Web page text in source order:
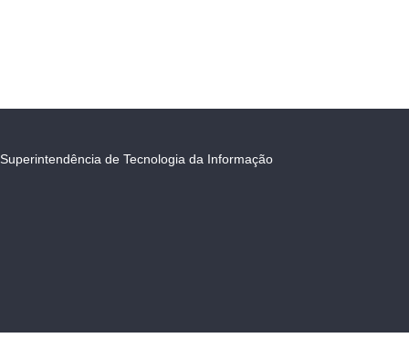
Superintendência de Tecnologia da Informação